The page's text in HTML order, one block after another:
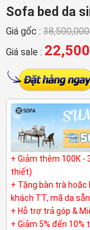
PHÒNG KHÁCH
Sofa bed da
Giá gốc : 38,500,000
Giá sale :
+ Giảm thêm 100K -
thiết)
+ Tặng bàn trà
khách TT, mã da
+ Hỗ trợ trả góp &
+ Giảm 5% đến 10%